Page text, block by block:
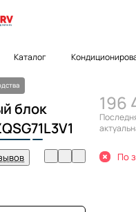
Каталог
блок
71L3V1
196
По